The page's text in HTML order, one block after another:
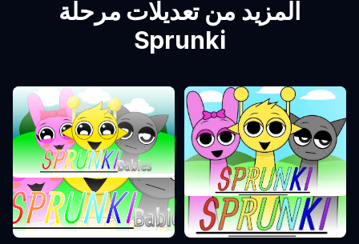
المزيد من تعديلات مرحلة
Sprunki
مرحلة Sprunki 0
مرحلة Sprunki 1